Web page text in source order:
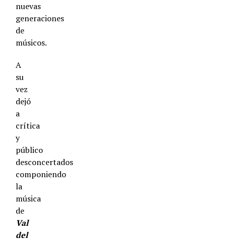
nuevas
generaciones
de
músicos.
A
su
vez
dejó
a
crítica
y
público
desconcertados
componiendo
la
música
de
Val
del